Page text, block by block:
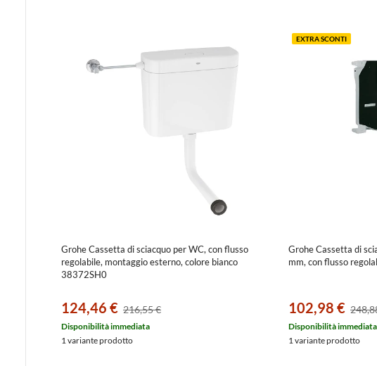
Grohe Cassetta di sciacquo per WC, con flusso
regolabile, montaggio esterno, colore bianco
38372SH0
124,46 € 216,55 €
Disponibilità immediata
1 variante prodotto
EXTRA SCONTI
Grohe Cassetta di
mm, con flusso
102,98 €
Disponibilità immediata
1 variante prodotto